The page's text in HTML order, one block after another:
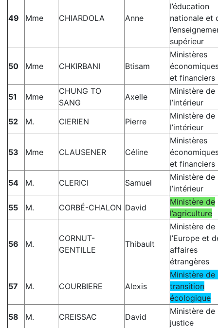
49 Mme CHIARDOLA Anne
l’éducation
nationale et
supérieur
50 Mme CHKIRBANI Btisam
Ministères
et financiers
51
Mme
CHUNG TO
SANG
Axelle
Ministère de
l’intérieur
52
M. CIERIEN Pierre
Ministère de
l’intérieur
53 Mme CLAUSENER Céline
Ministères
et financiers
54
M. CLERICI Samuel
Ministère de
l’intérieur
55
M. CORBÉ-CHALON David
Ministère de
l’agriculture
56 M.
CORNUT-
GENTILLE
Thibault
Ministère de
l’Europe et
affaires
étrangères
57 M. COURBIERE Alexis
Ministère de
transition
écologique
58
M. CREISSAC David
Ministère de
justice